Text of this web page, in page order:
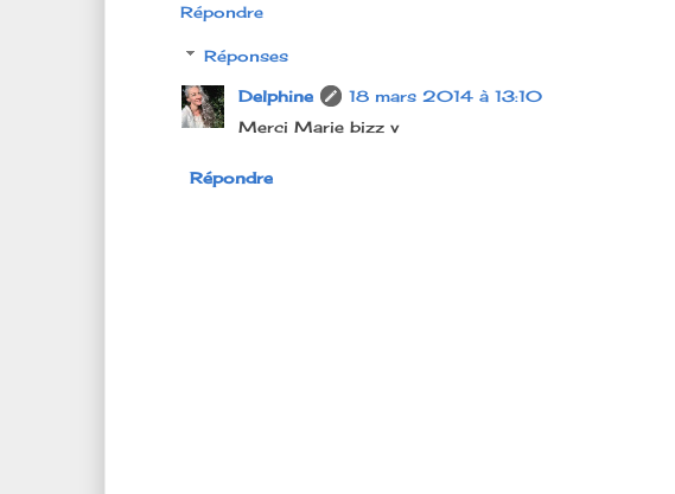
Répondre
Réponses
Delphine
18 mars 2014 à 13:10
Merci Marie bizz v
Répondre